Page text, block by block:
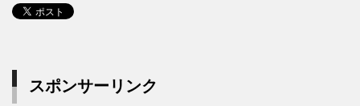
スポンサーリンク